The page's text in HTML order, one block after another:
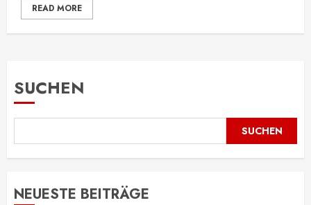
READ MORE
SUCHEN
SUCHEN
NEUESTE BEITRÄGE